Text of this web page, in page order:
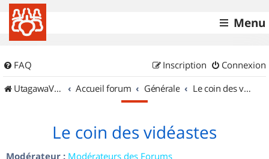
Menu
FAQ Connexion
Inscription
UtagawaVTT (Randos VTT et VTTAE avec traces GPS)
Accueil forum Générale Le coin des vidéastes
Le coin des vidéastes
Modérateur : Modérateurs des Forums